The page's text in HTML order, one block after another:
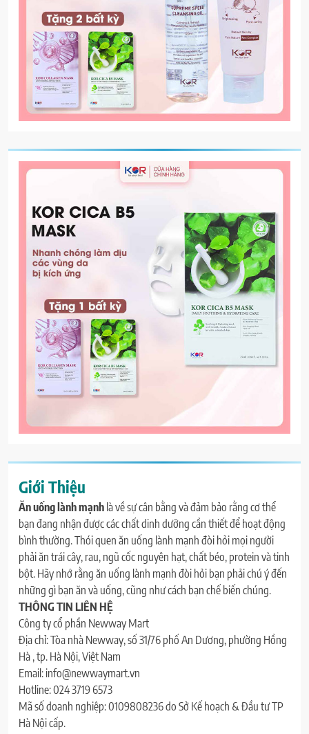
Giới Thiệu
Ăn uống lành mạnh là về sự cân bằng và đảm bảo rằng cơ thể
bạn đang nhận được các chất dinh dưỡng cần thiết để hoạt động
bình thường. Thói quen ăn uống lành mạnh đòi hỏi mọi người
phải ăn trái cây, rau, ngũ cốc nguyên hạt, chất béo, protein và tinh
bột. Hãy nhớ rằng ăn uống lành mạnh đòi hỏi bạn phải chú ý đến
những gì bạn ăn và uống, cũng như cách bạn chế biến chúng.
THÔNG TIN LIÊN HỆ
Công ty cổ phần Newway Mart
Địa chỉ: Tòa nhà Newway, số 31/76 phố An Dương, phường Hồng
Hà , tp. Hà Nội, Việt Nam
Email: info@newwaymart.vn
Hotline: 024 3719 6573
Mã số doanh nghiệp: 0109808236 do Sở Kế hoạch & Đầu tư TP
Hà Nội cấp.